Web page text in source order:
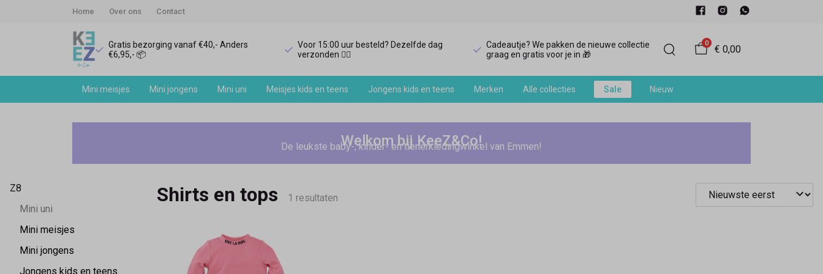
Home Over ons Contact
Gratis bezorging vanaf €40,- Anders
€6,95,- 📦
Voor 15:00 uur besteld? Dezelfde dag
verzonden 🏃‍♀️
Cadeautje? We pakken de nieuwe collectie
graag en gratis voor je in 🎁
0
€ 0,00
Mini meisjes Mini jongens Mini uni Meisjes kids en teens Jongens kids en teens Merken Alle collecties Sale Nieuw
Shirts
tops
Keez&Co
Welkom bij KeeZ&Co!
De leukste baby-, kinder- en tienerkledingwinkel van Emmen!
Z8
Mini uni
Mini meisjes
Mini jongens
Jongens kids en teens
Shirts en tops 1 resultaten